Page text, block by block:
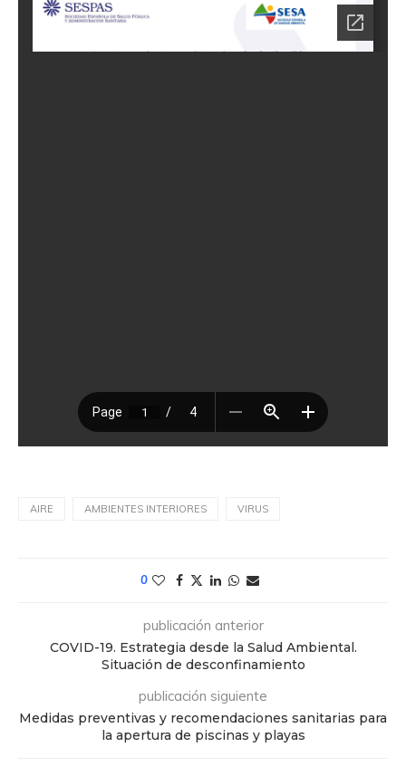
AIRE AMBIENTES INTERIORES VIRUS
0
publicación anterior
COVID-19. Estrategia desde la Salud Ambiental.
Situación de desconfinamiento
publicación siguiente
Medidas preventivas y recomendaciones sanitarias para
la apertura de piscinas y playas